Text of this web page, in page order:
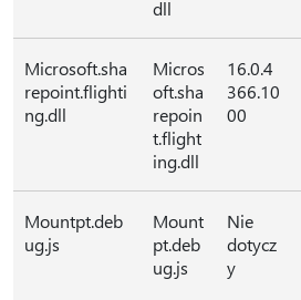
dll
Microsoft.sha
repoint.flighti
ng.dll
Micros
oft.sha
repoin
t.flight
ing.dll
16.0.4
366.10
00
Mountpt.deb
ug.js
Mount
pt.deb
ug.js
Nie
dotycz
y